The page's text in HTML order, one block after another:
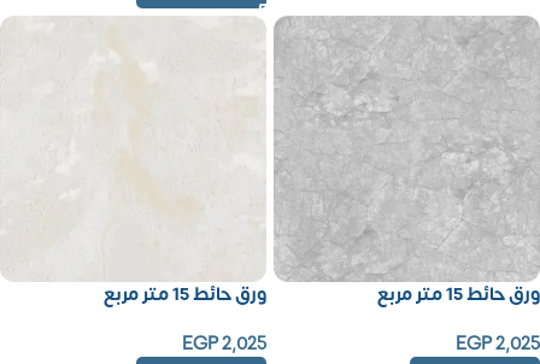
ورق حائط 15 متر مربع
EGP2,025
ورق حائط 15 متر مربع
EGP2,025